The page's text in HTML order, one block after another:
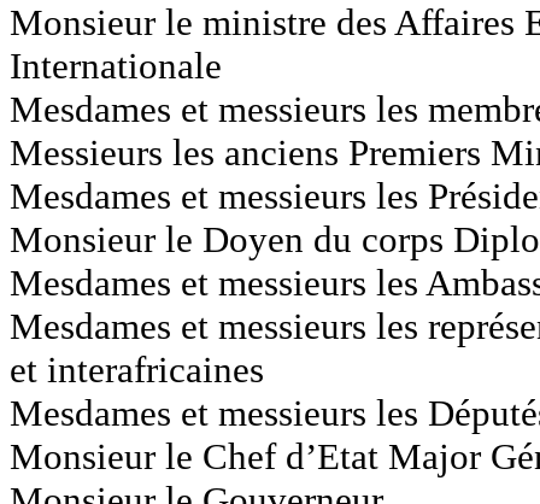
Monsieur le ministre des Affaires
Internationale
Mesdames et messieurs les
Messieurs les anciens Premiers
Mesdames et messieurs les
Monsieur le Doyen du corps
Mesdames et messieurs les
Mesdames et messieurs les
et interafricaines
Mesdames et messieurs les
Monsieur le Chef d’Etat Major